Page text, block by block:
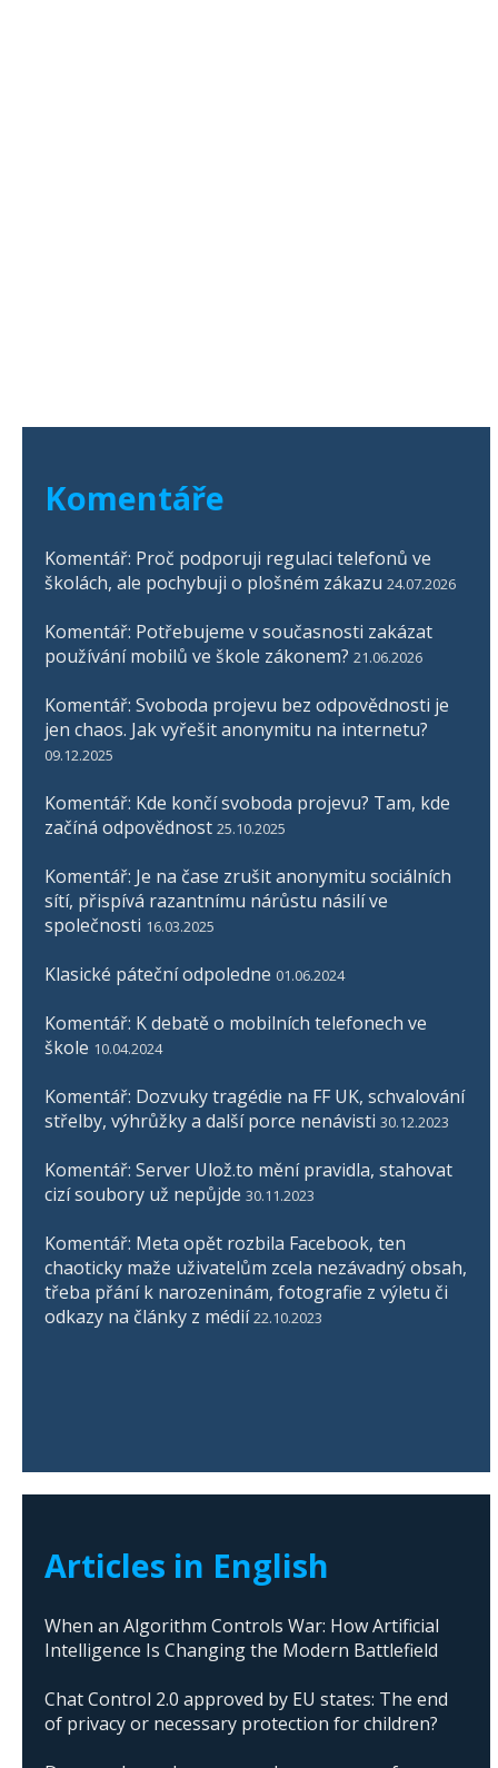
Komentáře
Komentář: Proč podporuji regulaci telefonů ve
školách, ale pochybuji o plošném zákazu 24.07.2026
Komentář: Potřebujeme v současnosti zakázat
používání mobilů ve škole zákonem? 21.06.2026
Komentář: Svoboda projevu bez odpovědnosti je
jen chaos. Jak vyřešit anonymitu na internetu?
09.12.2025
Komentář: Kde končí svoboda projevu? Tam, kde
začíná odpovědnost 25.10.2025
Komentář: Je na čase zrušit anonymitu sociálních
sítí, přispívá razantnímu nárůstu násilí ve
společnosti 16.03.2025
Klasické páteční odpoledne 01.06.2024
Komentář: K debatě o mobilních telefonech ve
škole 10.04.2024
Komentář: Dozvuky tragédie na FF UK, schvalování
střelby, výhrůžky a další porce nenávisti 30.12.2023
Komentář: Server Ulož.to mění pravidla, stahovat
cizí soubory už nepůjde 30.11.2023
Komentář: Meta opět rozbila Facebook, ten
chaoticky maže uživatelům zcela nezávadný obsah,
třeba přání k narozeninám, fotografie z výletu či
odkazy na články z médií 22.10.2023
Articles in English
When an Algorithm Controls War: How Artificial
Intelligence Is Changing the Modern Battlefield
Chat Control 2.0 approved by EU states: The end
of privacy or necessary protection for children?